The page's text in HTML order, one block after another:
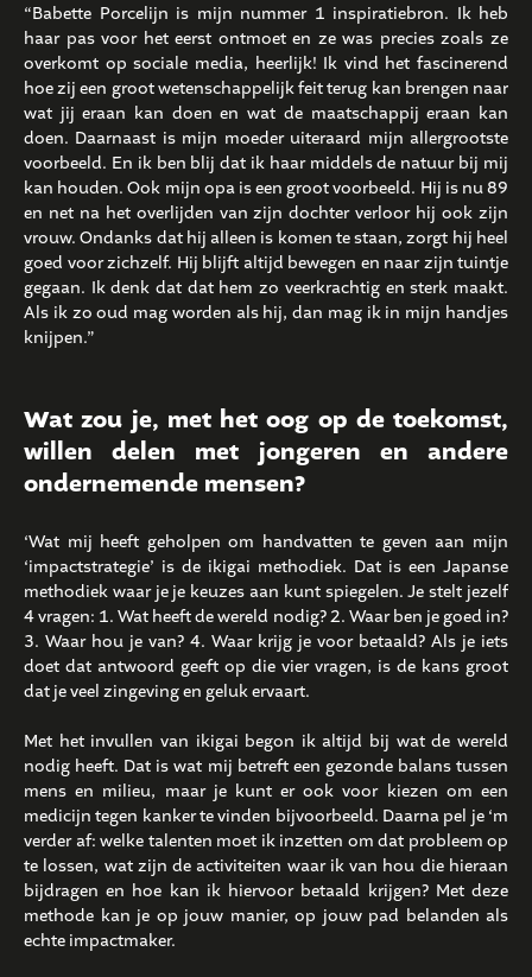
“Babette Porcelijn is mijn nummer 1 inspiratiebron. Ik heb
haar pas voor het eerst ontmoet en ze was precies zoals ze
overkomt op sociale media, heerlijk! Ik vind het fascinerend
hoe zij een groot wetenschappelijk feit terug kan brengen naar
wat jij eraan kan doen en wat de maatschappij eraan kan
doen. Daarnaast is mijn moeder uiteraard mijn allergrootste
voorbeeld. En ik ben blij dat ik haar middels de natuur bij mij
kan houden. Ook mijn opa is een groot voorbeeld. Hij is nu 89
en net na het overlijden van zijn dochter verloor hij ook zijn
vrouw. Ondanks dat hij alleen is komen te staan, zorgt hij heel
goed voor zichzelf. Hij blijft altijd bewegen en naar zijn tuintje
gegaan. Ik denk dat dat hem zo veerkrachtig en sterk maakt.
Als ik zo oud mag worden als hij, dan mag ik in mijn handjes
knijpen.”
Wat zou je, met het oog op de toekomst,
willen delen met jongeren en andere
ondernemende mensen?
‘Wat mij heeft geholpen om handvatten te geven aan mijn
‘impactstrategie’ is de ikigai methodiek. Dat is een Japanse
methodiek waar je je keuzes aan kunt spiegelen. Je stelt jezelf
4 vragen: 1. Wat heeft de wereld nodig? 2. Waar ben je goed in?
3. Waar hou je van? 4. Waar krijg je voor betaald? Als je iets
doet dat antwoord geeft op die vier vragen, is de kans groot
dat je veel zingeving en geluk ervaart.
Met het invullen van ikigai begon ik altijd bij wat de wereld
nodig heeft. Dat is wat mij betreft een gezonde balans tussen
mens en milieu, maar je kunt er ook voor kiezen om een
medicijn tegen kanker te vinden bijvoorbeeld. Daarna pel je ‘m
verder af: welke talenten moet ik inzetten om dat probleem op
te lossen, wat zijn de activiteiten waar ik van hou die hieraan
bijdragen en hoe kan ik hiervoor betaald krijgen? Met deze
methode kan je op jouw manier, op jouw pad belanden als
echte impactmaker.